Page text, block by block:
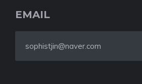
EMAIL
sophistjin@naver.com